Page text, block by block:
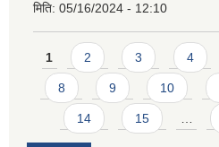
मिति: 05/16/2024 - 12:10
Pages
1 2 3 4
8 9 10
14 15